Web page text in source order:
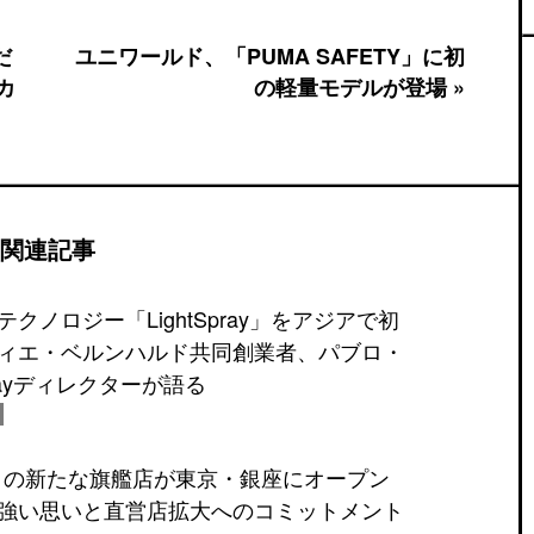
ユニワールド、「PUMA SAFETY」に初
の軽量モデルが登場 »
関連記事
クノロジー「LightSpray」をアジアで初
・ベルンハルド共同創業者、パブロ・
ディレクターが語る
新たな旗艦店が東京・銀座にオープン
思いと直営店拡大へのコミットメント